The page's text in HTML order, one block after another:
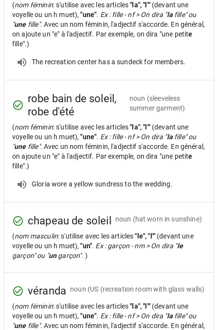
(nom féminin: s'utilise avec les articles"la", "l'" (devant une
voyelle ou un h muet),"une". Ex : fille - nf > On dira "lafille" ou
"unefille". Avec un nom féminin, l'adjectif s'accorde. En général,
on ajoute un "e" à l'adjectif. Par exemple, on dira "une petite
fille".)
The recreation center has a sundeck for members.
robe bain de soleil,
robe d'été
noun (sleeveless
summer garment)
(nom féminin: s'utilise avec les articles"la", "l'" (devant une
voyelle ou un h muet),"une". Ex : fille - nf > On dira "lafille" ou
"unefille". Avec un nom féminin, l'adjectif s'accorde. En général,
on ajoute un "e" à l'adjectif. Par exemple, on dira "une petite
fille".)
Gloria wore a yellow sundress to the wedding.
chapeau de soleil noun (hat worn in sunshine)
(nom masculin: s'utilise avec les articles"le", "l'" (devant une
voyelle ou un h muet),"un". Ex : garçon - nm > On dira "le
garçon" ou "ungarçon". )
véranda noun (US (recreation room with glass walls)
(nom féminin: s'utilise avec les articles"la", "l'" (devant une
voyelle ou un h muet),"une". Ex : fille - nf > On dira "lafille" ou
"unefille". Avec un nom féminin, l'adjectif s'accorde. En général,